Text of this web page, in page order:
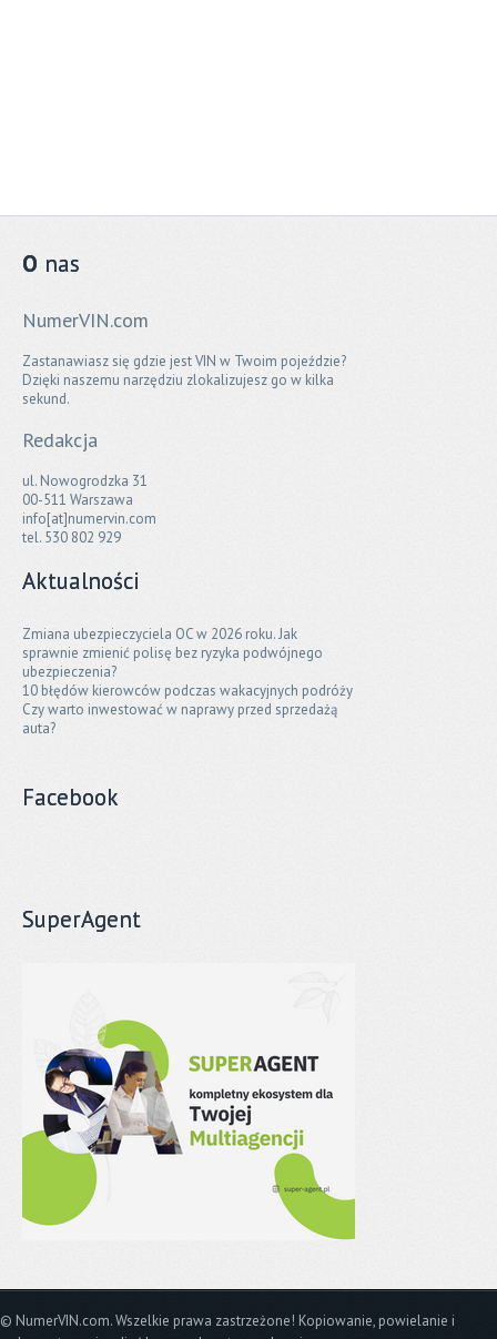
O nas
NumerVIN.com
Zastanawiasz się gdzie jest VIN w Twoim pojeździe?
Dzięki naszemu narzędziu zlokalizujesz go w kilka
sekund.
Redakcja
ul. Nowogrodzka 31
00-511 Warszawa
info[at]numervin.com
tel. 530 802 929
Aktualności
Zmiana ubezpieczyciela OC w 2026 roku. Jak
sprawnie zmienić polisę bez ryzyka podwójnego
ubezpieczenia?
10 błędów kierowców podczas wakacyjnych podróży
Czy warto inwestować w naprawy przed sprzedażą
auta?
Facebook
SuperAgent
© NumerVIN.com. Wszelkie prawa zastrzeżone! Kopiowanie, powielanie i